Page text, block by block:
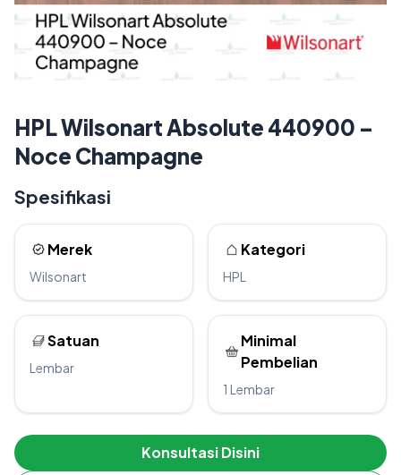
HPL Wilsonart Absolute 440900 –
Noce Champagne
Spesifikasi
Merek
Wilsonart
Kategori
HPL
Satuan
Lembar
Minimal
Pembelian
1 Lembar
Konsultasi Disini